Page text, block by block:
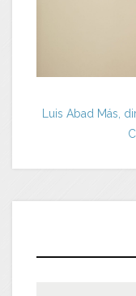
Luis Abad Más,